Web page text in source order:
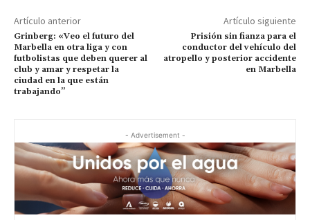
Artículo anterior
Grinberg: «Veo el futuro del
Marbella en otra liga y con
futbolistas que deben querer al
club y amar y respetar la
ciudad en la que están
trabajando”
Artículo siguiente
Prisión sin fianza para el
conductor del vehículo del
atropello y posterior accidente
en Marbella
- Advertisement -